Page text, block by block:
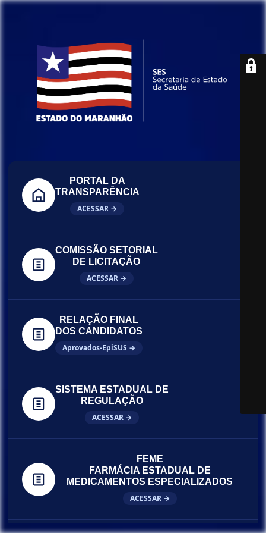
PORTAL DA
TRANSPARÊNCIA
ACESSAR →
COMISSÃO SETORIAL
DE LICITAÇÃO
ACESSAR →
RELAÇÃO FINAL
DOS CANDIDATOS
Aprovados-EpiSUS →
SISTEMA ESTADUAL DE
REGULAÇÃO
ACESSAR →
FEME
FARMÁCIA ESTADUAL DE
MEDICAMENTOS ESPECIALIZADOS
ACESSAR →